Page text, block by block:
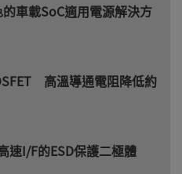
車載SoC適用電源解決方
高溫導通電阻降低約
速I/F的ESD保護二極體